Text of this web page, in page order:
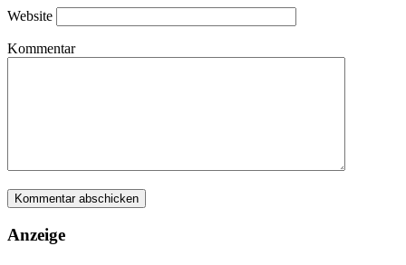
Website
Kommentar
Anzeige